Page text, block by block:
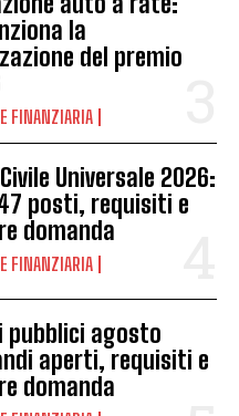
la
del premio
FINANZIARIA
Universale 2026:
posti, requisiti e
domanda
FINANZIARIA
pubblici agosto
aperti, requisiti e
domanda